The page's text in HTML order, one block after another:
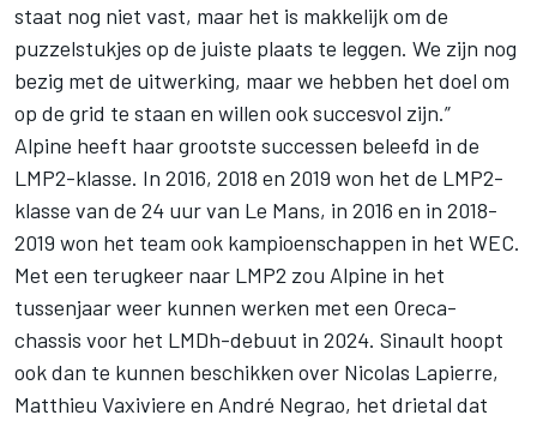
staat nog niet vast, maar het is makkelijk om de
puzzelstukjes op de juiste plaats te leggen. We zijn nog
bezig met de uitwerking, maar we hebben het doel om
op de grid te staan en willen ook succesvol zijn.”
Alpine heeft haar grootste successen beleefd in de
LMP2-klasse. In 2016, 2018 en 2019 won het de LMP2-
klasse van de 24 uur van Le Mans, in 2016 en in 2018-
2019 won het team ook kampioenschappen in het WEC.
Met een terugkeer naar LMP2 zou Alpine in het
tussenjaar weer kunnen werken met een Oreca-
chassis voor het LMDh-debuut in 2024. Sinault hoopt
ook dan te kunnen beschikken over Nicolas Lapierre,
Matthieu Vaxiviere en André Negrao, het drietal dat